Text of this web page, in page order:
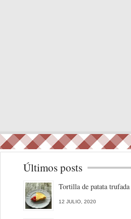
Últimos posts
Tortilla de patata
12 JULIO, 2020